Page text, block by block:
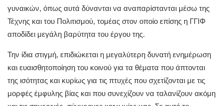
γυναικών, όπως αυτά δύνανται να αναπαρίστανται μέσω της
Τέχνης και του Πολιτισμού, τομέας στον οποίο επίσης η ΓΓΙΦ
αποδίδει μεγάλη βαρύτητα του έργου της.
Την ίδια στιγμή, επιδιώκεται η μεγαλύτερη δυνατή ενημέρωση
και ευαισθητοποίηση του κοινού για τα θέματα που άπτονται
της ισότητας και κυρίως για τις πτυχές που σχετίζονται με τις
μορφές έμφυλης βίας και που συνεχίζουν να ταλανίζουν ακόμη